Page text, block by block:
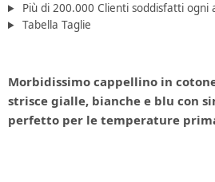
Più di 200.000 Clienti soddisfatti ogni
Tabella Taglie
Morbidissimo cappellino in
strisce gialle, bianche e blu con
perfetto per le temperature